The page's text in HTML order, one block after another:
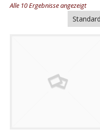
Alle 10 Ergebnisse angezeigt